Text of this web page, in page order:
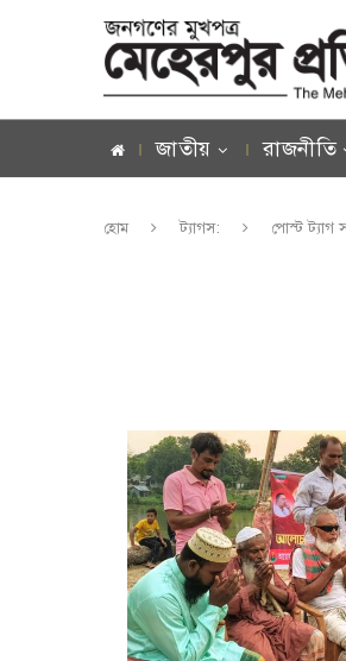
জাতীয় রাজনীতি
হোম ট্যাগস: পোস্ট ট্যাগ